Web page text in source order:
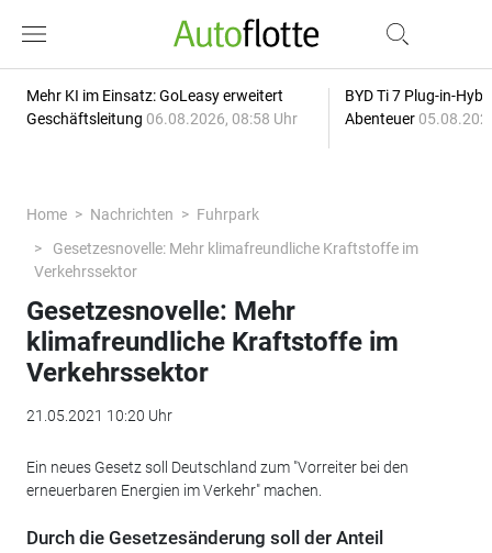
Mehr KI im Einsatz: GoLeasy erweitert
Geschäftsleitung 06.08.2026, 08:58 Uhr
BYD Ti 7 Plug-in-
Abenteuer
Home Nachrichten
Fuhrpark
Gesetzesnovelle: Mehr klimafreundliche Kraftstoffe im
Verkehrssektor
Gesetzesnovelle: Mehr
klimafreundliche Kraftstoffe im
Verkehrssektor
21.05.2021 10:20 Uhr
Ein neues Gesetz soll Deutschland zum "Vorreiter bei den
erneuerbaren Energien im Verkehr" machen.
Durch die Gesetzesänderung soll der Anteil